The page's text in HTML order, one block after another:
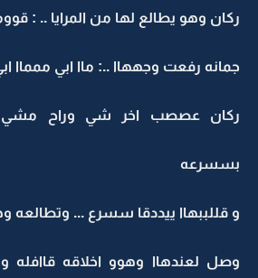
ركان وهو يطالع لها من المرايا .. :
جمانه رفعت وجههاا ..: ماا ابي ممماا
ركان عصصب اخر شي وراح مشي
بسسرعه
و قللببهاا ييددقا سسرع ... وتطالعه
وصل لعندهاا وهوو اخلاقه قاافله